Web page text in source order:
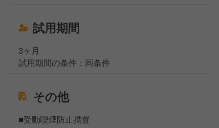
試用期間
3ヶ月
試用期間の条件：同条件
その他
■受動喫煙防止措置